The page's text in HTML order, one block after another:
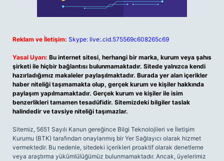
Reklam ve İletişim: Skype: live:.cid.575569c608265c69
Yasal Uyarı: Bu internet sitesi, herhangi bir marka, kurum veya şahıs
şirketi ile hiçbir bağlantısı bulunmamaktadır. Sitede yalnızca kendi
hazırladığımız makaleler paylaşılmaktadır. Burada yer alan içerikler
haber niteliği taşımamakta olup, gerçek kurum ve kişiler hakkında
paylaşım yapılmamaktadır. Gerçek kurum ve kişiler ile isim
benzerlikleri tamamen tesadüfidir. Sitemizdeki bilgiler taslak
halindedir ve tavsiye niteliği taşımazlar.
Sitemiz, 5651 Sayılı Kanun gereğince Bilgi Teknolojileri ve İletişim
Kurumu (BTK) tarafından onaylanmış bir Yer Sağlayıcı olarak hizmet
vermektedir. Bu nedenle, sitedeki içerikleri proaktif olarak denetleme
veya araştırma yükümlülüğümüz bulunmamaktadır. Ancak, üyelerimiz